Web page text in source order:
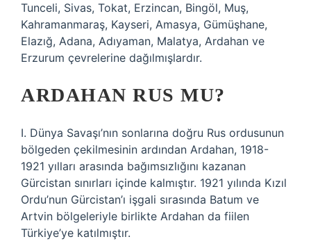
Tunceli, Sivas, Tokat, Erzincan, Bingöl, Muş,
Kahramanmaraş, Kayseri, Amasya, Gümüşhane,
Elazığ, Adana, Adıyaman, Malatya, Ardahan ve
Erzurum çevrelerine dağılmışlardır.
ARDAHAN RUS MU?
I. Dünya Savaşı’nın sonlarına doğru Rus ordusunun
bölgeden çekilmesinin ardından Ardahan, 1918-
1921 yılları arasında bağımsızlığını kazanan
Gürcistan sınırları içinde kalmıştır. 1921 yılında Kızıl
Ordu’nun Gürcistan’ı işgali sırasında Batum ve
Artvin bölgeleriyle birlikte Ardahan da fiilen
Türkiye’ye katılmıştır.